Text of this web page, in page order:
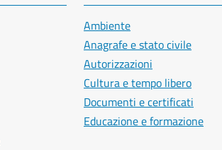
Ambiente
Anagrafe e stato civile
Autorizzazioni
Cultura e tempo libero
Documenti e certificati
Educazione e formazione